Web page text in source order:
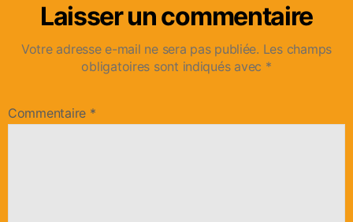
Laisser un commentaire
Votre adresse e-mail ne sera pas publiée. Les champs
obligatoires sont indiqués avec *
Commentaire *